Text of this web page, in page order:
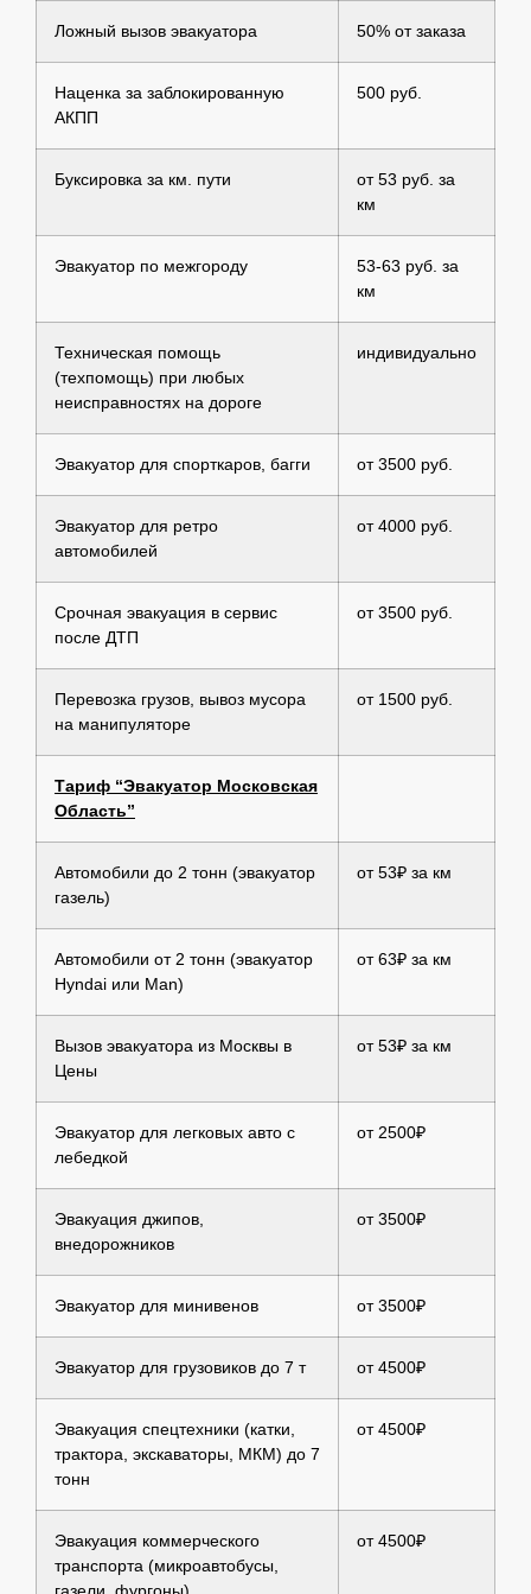
Ложный вызов эвакуатора 50% от заказа
Наценка за заблокированную
АКПП
500 руб.
Буксировка за км. пути
от 53 руб. за
км
Эвакуатор по межгороду
53-63 руб. за
км
Техническая помощь
(техпомощь) при любых
неисправностях на дороге
индивидуально
Эвакуатор для спорткаров, багги от 3500 руб.
Эвакуатор для ретро
автомобилей
от 4000 руб.
Срочная эвакуация в сервис
после ДТП
от 3500 руб.
Перевозка грузов, вывоз мусора
на манипуляторе
от 1500 руб.
Тариф “Эвакуатор Московская
Область”
Автомобили до 2 тонн (эвакуатор
газель)
от 53₽ за км
Автомобили от 2 тонн (эвакуатор
Hyndai или Man)
от 63₽ за км
Вызов эвакуатора из Москвы в
Цены
от 53₽ за км
Эвакуатор для легковых авто с
лебедкой
от 2500₽
Эвакуация джипов,
внедорожников
от 3500₽
Эвакуатор для минивенов от 3500₽
Эвакуатор для грузовиков до 7 т от 4500₽
Эвакуация спецтехники (катки,
трактора, экскаваторы, МКМ) до 7
тонн
от 4500₽
Эвакуация коммерческого
транспорта (микроавтобусы,
газели, фургоны)
от 4500₽